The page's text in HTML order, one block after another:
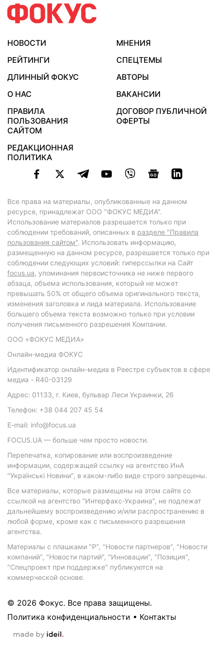
НОВОСТИ
МНЕНИЯ
РЕЙТИНГИ
СПЕЦТЕМЫ
ДЛИННЫЙ ФОКУС
АВТОРЫ
О НАС
ВАКАНСИИ
ПРАВИЛА
ПОЛЬЗОВАНИЯ
САЙТОМ
ДОГОВОР ПУБЛИЧНОЙ
ОФЕРТЫ
РЕДАКЦИОННАЯ
ПОЛИТИКА
Все права на материалы, опубликованные на данном
ресурсе, принадлежат ООО "ФОКУС МЕДИА".
Использование материалов разрешается только при
соблюдении требований, описанных в разделе "Правила
пользования сайтом". Использовать информацию,
размещенную на данном ресурсе, разрешается только при
соблюдении следующих условий: гиперссылки на Сайт
focus.ua, упоминания первоисточника не ниже первого
абзаца, объема использования, который не может
превышать 50% от общего объема оригинального текста,
изменения заголовка и лида материала. Использование
большего объема текста возможно только при условии
получения письменного разрешения Компании.
ООО «ФОКУС МЕДИА»
Онлайн-медиа ФОКУС
Идентификатор онлайн-медиа в Реестре субъектов в сфере
медиа - R40-03129
Адрес: 01133, г. Киев, бульвар Леси Украинки, 26
Телефон: +38 044 207 45 54
E-mail: info@focus.ua
FOCUS.UA — больше чем просто новости.
Перепечатка, копирование или воспроизведение
информации, содержащей ссылку на агентство ИнА
"Українські Новини", в каком-либо виде строго запрещены.
Все материалы, которые размещены на этом сайте со
ссылкой на агентство "Интерфакс-Украина", не подлежат
дальнейшему воспроизведению и/или распространению в
любой форме, кроме как с письменного разрешения
агентства.
Материалы с плашками "Р", "Новости партнеров", "Новости
компаний", "Новости партий", "Инновации", "Позиция",
"Спецпроект при поддержке" публикуются на
коммерческой основе.
© 2026 Фокус. Все права защищены.
Политика конфиденциальности • Контакты